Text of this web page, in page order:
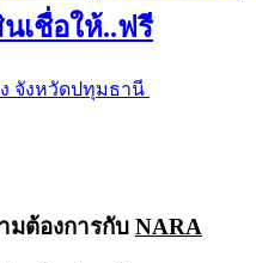
เชื่อให้..ฟรี
จังหวัดปทุมธานี
มต้องการกับ NARA